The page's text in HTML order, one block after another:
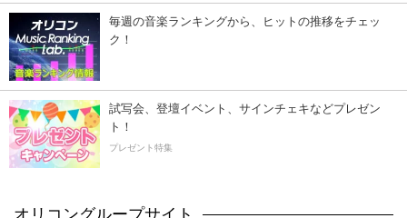
毎週の音楽ランキングから、ヒットの推移をチェッ
ク！
試写会、登壇イベント、サインチェキなどプレゼン
ト！
プレゼント特集
オリコングループサイト